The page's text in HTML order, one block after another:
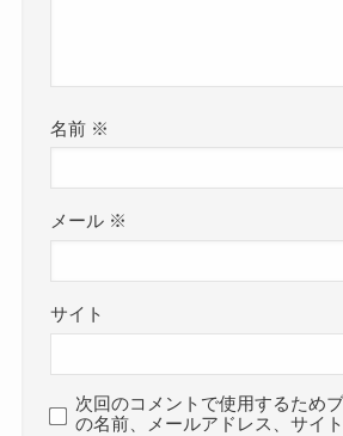
名前 ※
メール ※
サイト
次回のコメントで使用するため
の名前、メールアドレス、サイト